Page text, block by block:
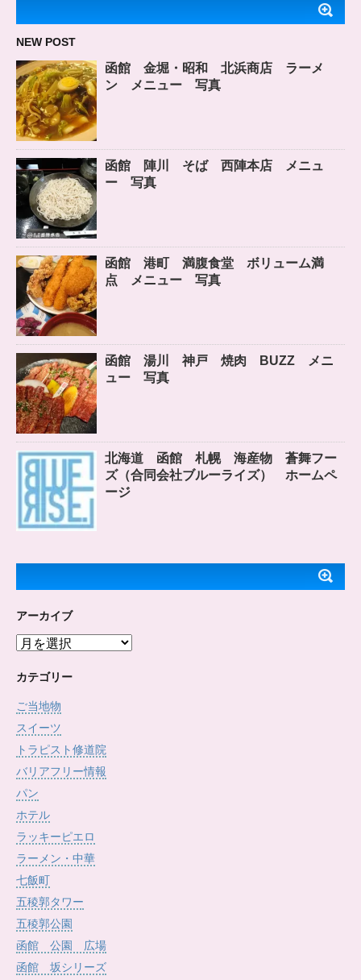
NEW POST
函館 金堀・昭和 北浜商店 ラーメ
ン メニュー 写真
函館 陣川 そば 西陣本店 メニュ
ー 写真
函館 港町 満腹食堂 ボリューム満
点 メニュー 写真
函館 湯川 神戸 焼肉 BUZZ メニ
ュー 写真
北海道 函館 札幌 海産物 蒼舞フー
ズ（合同会社ブルーライズ） ホームペ
ージ
アーカイブ
ア
カ
ブ
カテゴリー
ご当地物
スイーツ
トラピスト修道院
バリアフリー情報
パン
ホテル
ラッキーピエロ
ラーメン・中華
七飯町
五稜郭タワー
五稜郭公園
函館 公園 広場
函館 坂シリーズ